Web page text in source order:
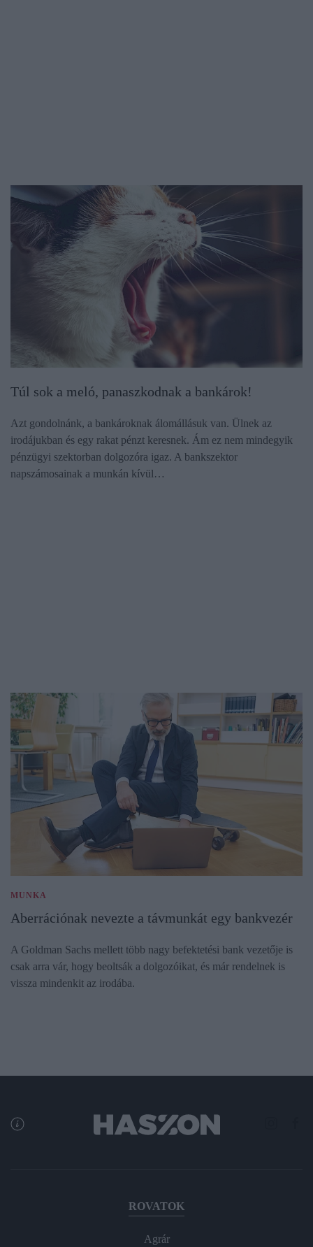
Túl sok a meló, panaszkodnak a bankárok!
Azt gondolnánk, a bankároknak álomállásuk van. Ülnek az
irodájukban és egy rakat pénzt keresnek. Ám ez nem mindegyik
pénzügyi szektorban dolgozóra igaz. A bankszektor
napszámosainak a munkán kívül…
MUNKA
Aberrációnak nevezte a távmunkát egy bankvezér
A Goldman Sachs mellett több nagy befektetési bank vezetője is
csak arra vár, hogy beoltsák a dolgozóikat, és már rendelnek is
vissza mindenkit az irodába.
ROVATOK
Agrár